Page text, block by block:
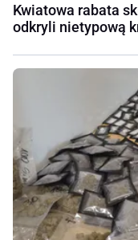
Kwiatowa rabata
odkryli nietypową